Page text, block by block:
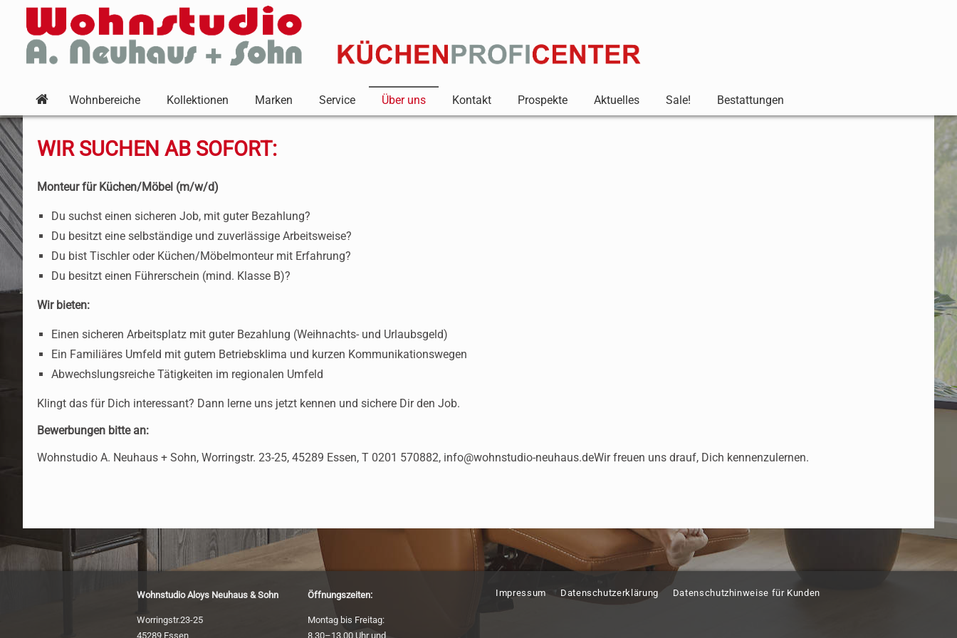
Wohnbereiche Kollektionen Marken Service Über uns Kontakt Prospekte Aktuelles Sale! Bestattungen
WIR SUCHEN AB SOFORT:
Monteur für Küchen/Möbel (m/w/d)
Du suchst einen sicheren Job, mit guter Bezahlung?
Du besitzt eine selbständige und zuverlässige Arbeitsweise?
Du bist Tischler oder Küchen/Möbelmonteur mit Erfahrung?
Du besitzt einen Führerschein (mind. Klasse B)?
Wir bieten:
Einen sicheren Arbeitsplatz mit guter Bezahlung (Weihnachts- und Urlaubsgeld)
Ein Familiäres Umfeld mit gutem Betriebsklima und kurzen Kommunikationswegen
Abwechslungsreiche Tätigkeiten im regionalen Umfeld
Klingt das für Dich interessant? Dann lerne uns jetzt kennen und sichere Dir den Job.
Bewerbungen bitte an:
Wohnstudio A. Neuhaus + Sohn, Worringstr. 23-25, 45289 Essen, T 0201 570882, info@wohnstudio-neuhaus.deWir freuen uns drauf, Dich kennenzulernen.
Wohnstudio Aloys Neuhaus & Sohn
Worringstr.23-25
45289 Essen
Öffnungszeiten:
Montag bis Freitag:
8.30–13.00 Uhr und
Datenschutzhinweise für Kunden
Datenschutzerklärung
Impressum